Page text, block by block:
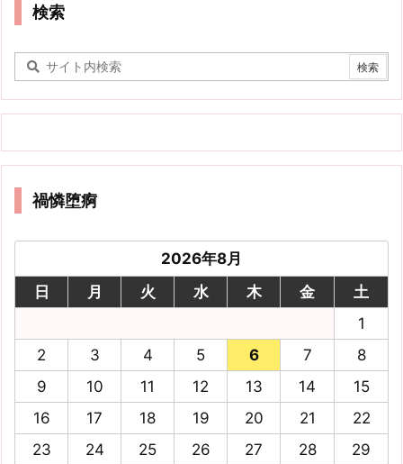
検索
禍憐堕痾
2026年8月
日
月 火 水 木 金
土
1
2
3 4 5 6 7
8
9
10 11 12 13 14
15
16
17 18 19 20 21
22
23
24 25 26 27 28
29